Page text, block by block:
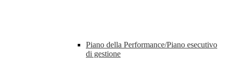
Piano della Performance/Piano esecutivo
di gestione